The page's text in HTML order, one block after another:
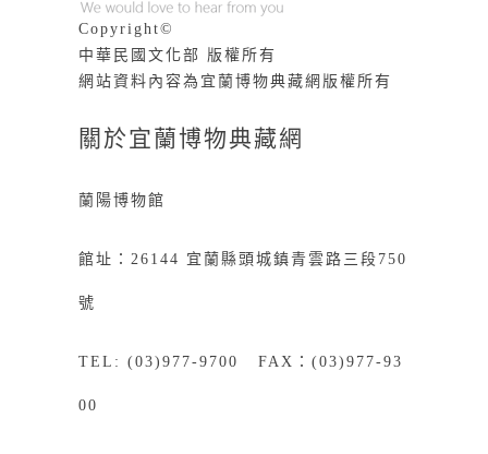
Copyright©
中華民國文化部 版權所有
網站資料內容為宜蘭博物典藏網版權所有
關於宜蘭博物典藏網
蘭陽博物館
館址：26144 宜蘭縣頭城鎮青雲路三段750
號
TEL: (03)977-9700 FAX：(03)977-93
00